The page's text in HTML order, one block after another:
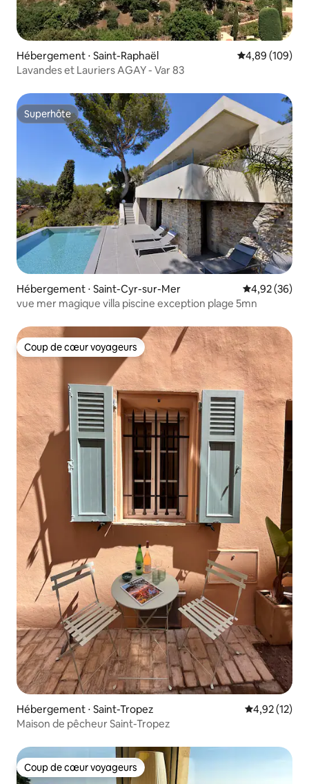
Hébergement ⋅ Saint-Raphaël Évaluation
4,89 (109)
Lavandes et Lauriers AGAY - Var 83
Superhôte
Superhôte
Hébergement ⋅ Saint-Cyr-sur-Mer Évaluation
4,92 (36)
vue mer magique villa piscine exception plage 5mn
Coup de cœur voyageurs
Coup de cœur voyageurs
Hébergement ⋅ Saint-Tropez Évaluation
4,92 (12)
Maison de pêcheur Saint-Tropez
Coup de cœur voyageurs
Coup de cœur voyageurs